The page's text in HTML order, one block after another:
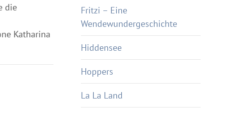
die
Katharina
Fritzi – Eine
Wendewundergeschichte
Hiddensee
Hoppers
La La Land